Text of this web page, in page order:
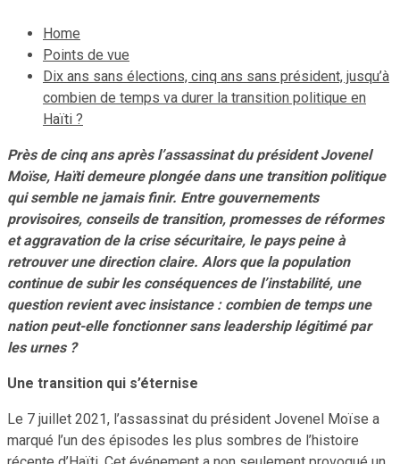
Home
Points de vue
Dix ans sans élections, cinq ans sans président, jusqu’à
combien de temps va durer la transition politique en
Haïti ?
Près de cinq ans après l’assassinat du président Jovenel
Moïse, Haïti demeure plongée dans une transition politique
qui semble ne jamais finir. Entre gouvernements
provisoires, conseils de transition, promesses de réformes
et aggravation de la crise sécuritaire, le pays peine à
retrouver une direction claire. Alors que la population
continue de subir les conséquences de l’instabilité, une
question revient avec insistance : combien de temps une
nation peut-elle fonctionner sans leadership légitimé par
les urnes ?
Une transition qui s’éternise
Le 7 juillet 2021, l’assassinat du président Jovenel Moïse a
marqué l’un des épisodes les plus sombres de l’histoire